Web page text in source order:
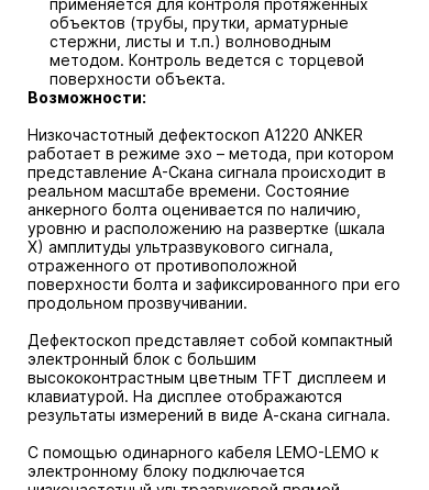
применяется для контроля протяженных
объектов (трубы, прутки, арматурные
стержни, листы и т.п.) волноводным
методом. Контроль ведется с торцевой
поверхности объекта.
Возможности:
Низкочастотный дефектоскоп А1220 ANKER
работает в режиме эхо – метода, при котором
представление А-Скана сигнала происходит в
реальном масштабе времени. Состояние
анкерного болта оценивается по наличию,
уровню и расположению на развертке (шкала
Х) амплитуды ультразвукового сигнала,
отраженного от противоположной
поверхности болта и зафиксированного при его
продольном прозвучивании.
Дефектоскоп представляет собой компактный
электронный блок с большим
высококонтрастным цветным TFT дисплеем и
клавиатурой. На дисплее отображаются
результаты измерений в виде А-скана сигнала.
С помощью одинарного кабеля LEMO-LEMO к
электронному блоку подключается